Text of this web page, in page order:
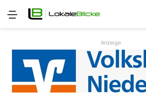
Menü
Anzeige